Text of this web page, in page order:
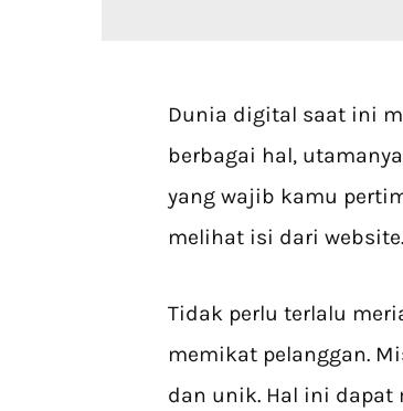
Dunia digital saat ini
berbagai hal,
yang wajib kamu
melihat isi dari website.
Tidak perlu terlalu
memikat pelanggan.
dan unik. Hal ini dapat